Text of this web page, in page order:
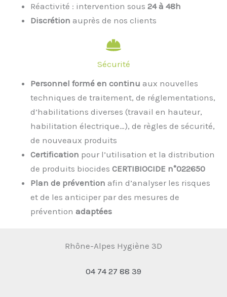
Réactivité : intervention sous 24 à 48h
Discrétion auprès de nos clients
Sécurité
Personnel formé en continu aux nouvelles
techniques de traitement, de réglementations,
d’habilitations diverses (travail en hauteur,
habilitation électrique…), de règles de sécurité,
de nouveaux produits
Certification pour l’utilisation et la distribution
de produits biocides CERTIBIOCIDE n°022650
Plan de prévention afin d’analyser les risques
et de les anticiper par des mesures de
prévention adaptées
Rhône-Alpes Hygiène 3D
04 74 27 88 39